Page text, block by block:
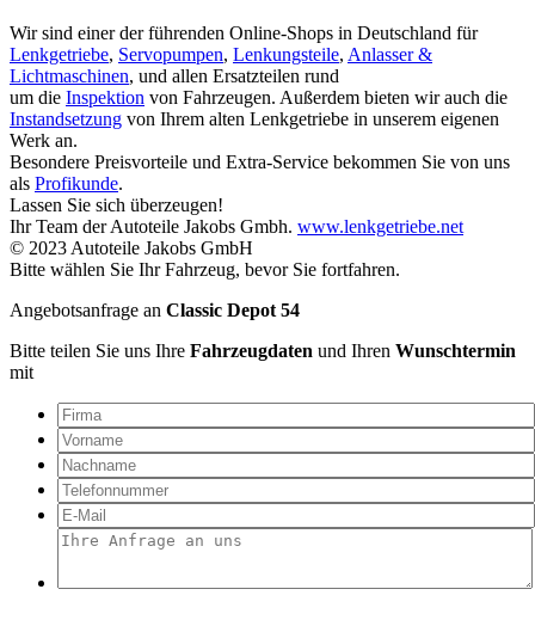
Wir sind einer der führenden Online-Shops in Deutschland für
Lenkgetriebe, Servopumpen, Lenkungsteile, Anlasser &
Lichtmaschinen, und allen Ersatzteilen rund
um die Inspektion von Fahrzeugen. Außerdem bieten wir auch die
Instandsetzung von Ihrem alten Lenkgetriebe in unserem eigenen
Werk an.
Besondere Preisvorteile und Extra-Service bekommen Sie von uns
als Profikunde.
Lassen Sie sich überzeugen!
Ihr Team der Autoteile Jakobs Gmbh. www.lenkgetriebe.net
© 2023 Autoteile Jakobs GmbH
Bitte wählen Sie Ihr Fahrzeug, bevor Sie fortfahren.
Angebotsanfrage an Classic Depot 54
Bitte teilen Sie uns Ihre Fahrzeugdaten und Ihren Wunschtermin
mit